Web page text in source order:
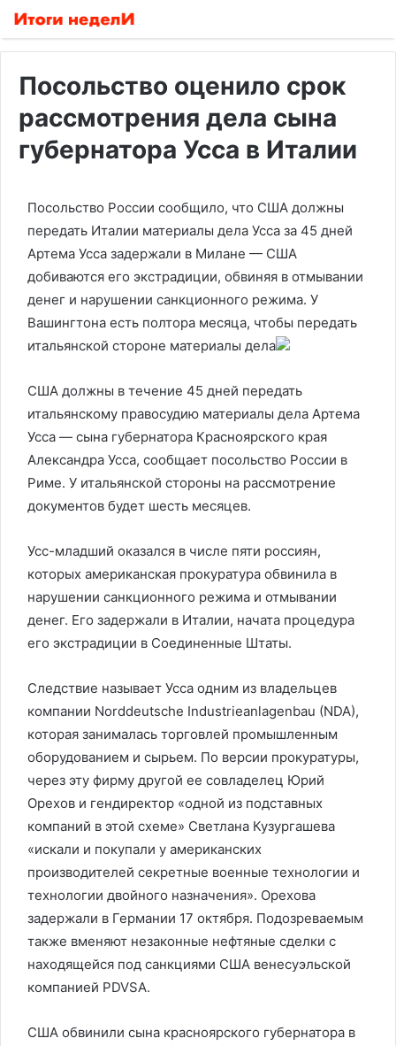
Посольство оценило срок
рассмотрения дела сына
губернатора Усса в Италии
Посольство России сообщило, что США должны
передать Италии материалы дела Усса за 45 дней
Артема Усса задержали в Милане — США
добиваются его экстрадиции, обвиняя в отмывании
денег и нарушении санкционного режима. У
Вашингтона есть полтора месяца, чтобы передать
итальянской стороне материалы дела
США должны в течение 45 дней передать
итальянскому правосудию материалы дела Артема
Усса — сына губернатора Красноярского края
Александра Усса, сообщает посольство России в
Риме. У итальянской стороны на рассмотрение
документов будет шесть месяцев.
Усс-младший оказался в числе пяти россиян,
которых американская прокуратура обвинила в
нарушении санкционного режима и отмывании
денег. Его задержали в Италии, начата процедура
его экстрадиции в Соединенные Штаты.
Следствие называет Усса одним из владельцев
компании Norddeutsche Industrieanlagenbau (NDA),
которая занималась торговлей промышленным
оборудованием и сырьем. По версии прокуратуры,
через эту фирму другой ее совладелец Юрий
Орехов и гендиректор «одной из подставных
компаний в этой схеме» Светлана Кузургашева
«искали и покупали у американских
производителей секретные военные технологии и
технологии двойного назначения». Орехова
задержали в Германии 17 октября. Подозреваемым
также вменяют незаконные нефтяные сделки с
находящейся под санкциями США венесуэльской
компанией PDVSA.
США обвинили сына красноярского губернатора в